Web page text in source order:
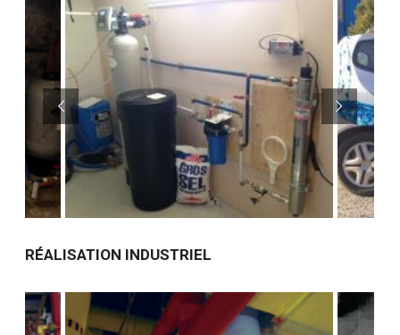
RÉALISATION INDUSTRIEL